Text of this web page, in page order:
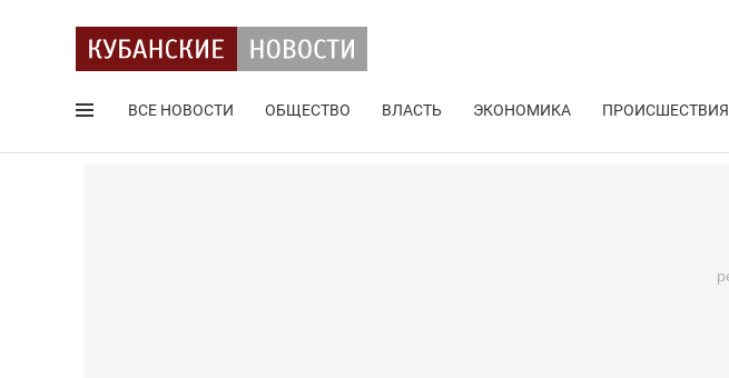
ВСЕ НОВОСТИ ОБЩЕСТВО ВЛАСТЬ ЭКОНОМИКА ПРОИСШЕСТВИЯ